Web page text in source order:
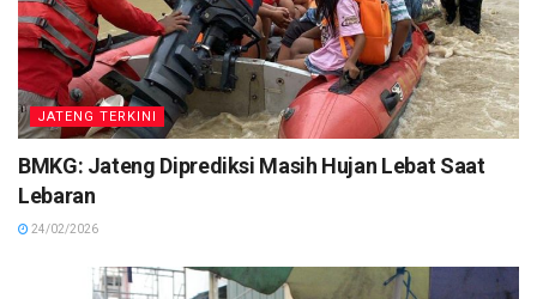
JATENG TERKINI
BMKG: Jateng Diprediksi Masih Hujan Lebat Saat
Lebaran
24/02/2026